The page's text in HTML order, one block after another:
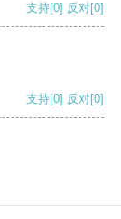
支持[0] 反对[0]
支持[0] 反对[0]